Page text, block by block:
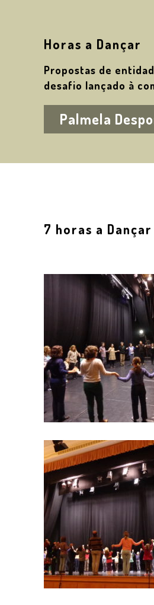
Horas a Dançar
Propostas de
desafio lançado à
Palmela
7 horas a Dançar